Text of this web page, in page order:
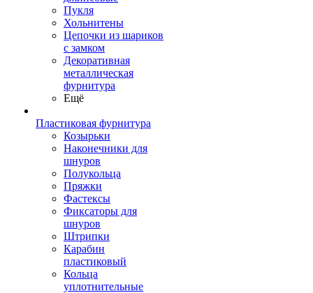
Пукля
Хольнитены
Цепочки из шариков
с замком
Декоративная
металлическая
фурнитура
Ещё
Пластиковая фурнитура
Козырьки
Наконечники для
шнуров
Полукольца
Пряжки
Фастексы
Фиксаторы для
шнуров
Штрипки
Карабин
пластиковый
Кольца
уплотнительные